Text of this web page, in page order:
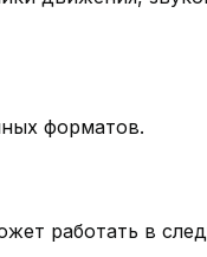
форматов.
работать в